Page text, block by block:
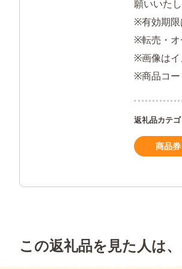
願いいたし
※有効期限
※転売・オ
※画像はイ
※商品コー
返礼品カテ
商品券
この返礼品を見た人は